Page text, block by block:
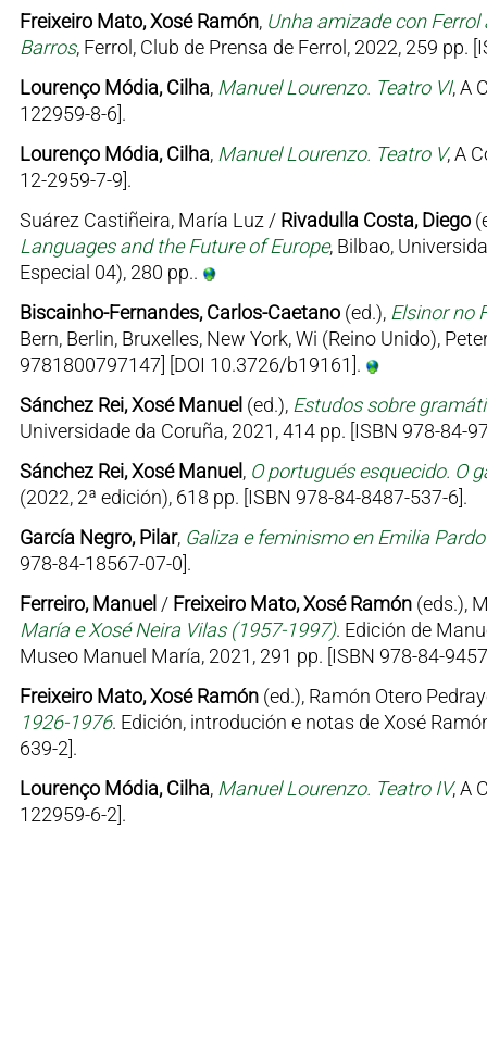
Freixeiro Mato, Xosé Ramón, Unha amizade con
Barros, Ferrol, Club de Prensa de Ferrol, 2022, 259 pp.
Lourenço Módia, Cilha, Manuel Lourenzo. Teatro VI, A
122959-8-6].
Lourenço Módia, Cilha, Manuel Lourenzo. Teatro V, A
12-2959-7-9].
Suárez Castiñeira, María Luz / Rivadulla Costa, Diego
Languages and the Future of Europe, Bilbao,
Especial 04), 280 pp..
Biscainho-Fernandes, Carlos-Caetano(ed.), Elsinor no
Bern, Berlin, Bruxelles, New York, Wi (Reino Unido),
9781800797147] [DOI 10.3726/b19161].
Sánchez Rei, Xosé Manuel (ed.), Estudos sobre
Universidade da Coruña, 2021, 414 pp. [ISBN 978-84-
Sánchez Rei, Xosé Manuel, O portugués esquecido. O
(2022, 2ª edición), 618 pp. [ISBN 978-84-8487-537-6].
García Negro, Pilar, Galiza e feminismo en Emilia
978-84-18567-07-0].
Ferreiro, Manuel / Freixeiro Mato, Xosé Ramón(eds.),
María e Xosé Neira Vilas (1957-1997). Edición de
Museo Manuel María, 2021, 291 pp. [ISBN 978-84-
Freixeiro Mato, Xosé Ramón(ed.), Ramón Otero
1926-1976. Edición, introdución e notas de Xosé
639-2].
Lourenço Módia, Cilha, Manuel Lourenzo. Teatro IV, A
122959-6-2].